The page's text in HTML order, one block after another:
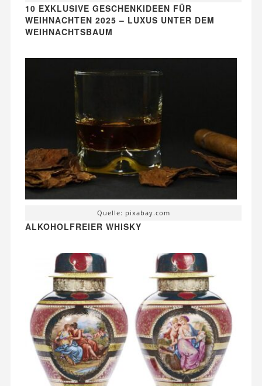
10 EXKLUSIVE GESCHENKIDEEN FÜR
WEIHNACHTEN 2025 – LUXUS UNTER DEM
WEIHNACHTSBAUM
Quelle: pixabay.com
ALKOHOLFREIER WHISKY